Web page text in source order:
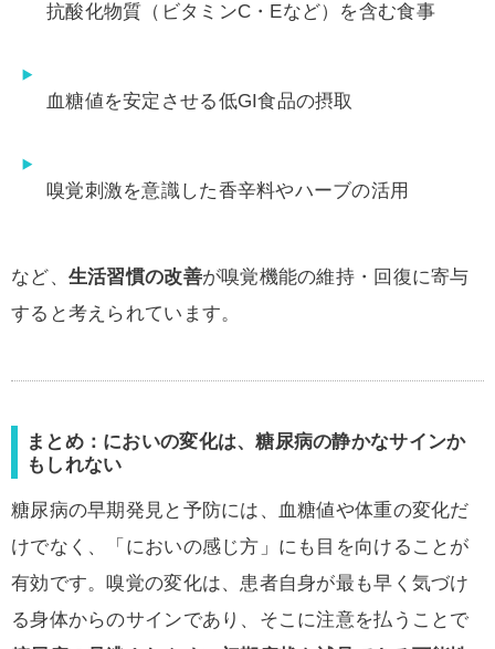
抗酸化物質（ビタミンC・Eなど）を含む食事
血糖値を安定させる低GI食品の摂取
嗅覚刺激を意識した香辛料やハーブの活用
など、 生活習慣の改善が嗅覚機能の維持・回復に寄与
すると考えられています。
まとめ：においの変化は、糖尿病の静かなサインか
もしれない
糖尿病の早期発見と予防には、血糖値や体重の変化だ
けでなく、「においの感じ方」にも目を向けることが
有効です。嗅覚の変化は、患者自身が最も早く気づけ
る身体からのサインであり、そこに注意を払うことで